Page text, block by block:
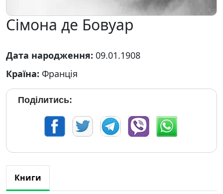
Сімона де Бовуар
Дата народження: 09.01.1908
Країна: Франція
Поділитись:
Книги